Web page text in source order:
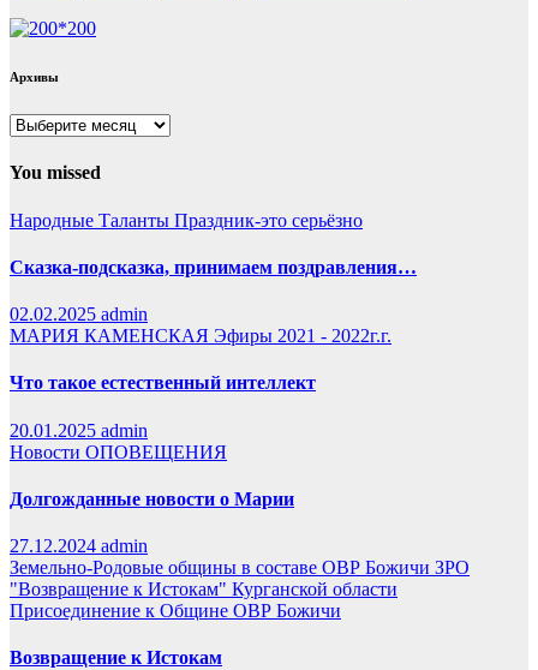
Архивы
Архивы
You missed
Народные Таланты Праздник-это серьёзно
Сказка-подсказка, принимаем поздравления…
02.02.2025 admin
МАРИЯ КАМЕНСКАЯ Эфиры 2021 - 2022г.г.
Что такое естественный интеллект
20.01.2025 admin
Новости ОПОВЕЩЕНИЯ
Долгожданные новости о Марии
27.12.2024 admin
Земельно-Родовые общины в составе ОВР Божичи ЗРО
"Возвращение к Истокам" Курганской области
Присоединение к Общине ОВР Божичи
Возвращение к Истокам